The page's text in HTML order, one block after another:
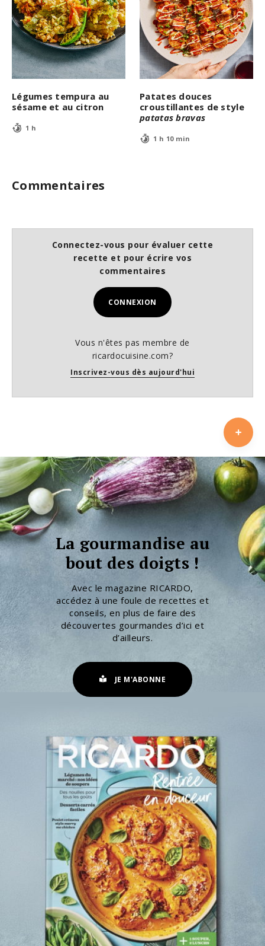
Légumes tempura au
sésame et au citron
1 h
Patates douces
croustillantes de style
patatas bravas
1 h 10 min
Commentaires
Connectez-vous pour évaluer cette
recette et pour écrire vos
commentaires
CONNEXION
Vous n'êtes pas membre de
ricardocuisine.com?
Inscrivez-vous dès aujourd'hui
La gourmandise au
bout des doigts !
Avec le magazine RICARDO,
accédez à une foule de recettes et
conseils, en plus de faire des
découvertes gourmandes d’ici et
d’ailleurs.
JE M'ABONNE